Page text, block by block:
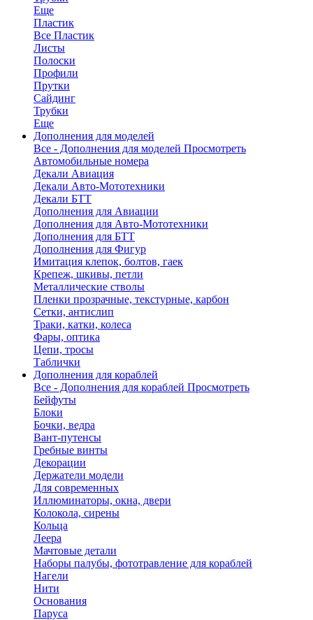
Еще
Пластик
Все Пластик
Листы
Полоски
Профили
Прутки
Сайдинг
Трубки
Еще
Дополнения для моделей
Все - Дополнения для моделей Просмотреть
Автомобильные номера
Декали Авиация
Декали Авто-Мототехники
Декали БТТ
Дополнения для Авиации
Дополнения для Авто-Мототехники
Дополнения для БТТ
Дополнения для Фигур
Имитация клепок, болтов, гаек
Крепеж, шкивы, петли
Металлические стволы
Пленки прозрачные, текстурные, карбон
Сетки, антислип
Траки, катки, колеса
Фары, оптика
Цепи, тросы
Таблички
Дополнения для кораблей
Все - Дополнения для кораблей Просмотреть
Бейфуты
Блоки
Бочки, ведра
Вант-путенсы
Гребные винты
Декорации
Держатели модели
Для современных
Иллюминаторы, окна, двери
Колокола, сирены
Кольца
Леера
Мачтовые детали
Наборы палубы, фототравление для кораблей
Нагели
Нити
Основания
Паруса